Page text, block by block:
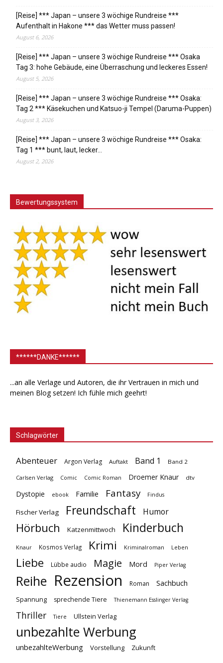
[Reise] *** Japan – unsere 3 wöchige Rundreise ***
Aufenthalt in Hakone *** das Wetter muss passen!
August 6, 2026
[Reise] *** Japan – unsere 3 wöchige Rundreise *** Osaka
Tag 3: hohe Gebäude, eine Überraschung und leckeres Essen!
August 5, 2026
[Reise] *** Japan – unsere 3 wöchige Rundreise *** Osaka:
Tag 2 *** Käsekuchen und Katsuo-ji Tempel (Daruma-Puppen)
August 3, 2026
[Reise] *** Japan – unsere 3 wöchige Rundreise *** Osaka:
Tag 1 *** bunt, laut, lecker…
August 2, 2026
Bewertungssystem
******DANKE******
...an alle Verlage und Autoren, die ihr Vertrauen in mich und
meinen Blog setzen! Ich fühle mich geehrt!
Schlagwörter
Abenteuer Argon Verlag Auftakt Band 1 Band 2
Carlsen Verlag Comic Comic Roman Droemer Knaur dtv
Dystopie ebook Familie Fantasy Findus
Fischer Verlag Freundschaft Humor
Hörbuch Katzenmittwoch Kinderbuch
Knaur Kosmos Verlag Krimi Kriminalroman Leben
Liebe Lübbe audio Magie Mord Piper Verlag
Reihe Rezension Roman Sachbuch
Spannung sprechende Tiere Thienemann Esslinger Verlag
Thriller Tiere Ullstein Verlag
unbezahlte Werbung
unbezahlteWerbung Vorstellung Zukunft